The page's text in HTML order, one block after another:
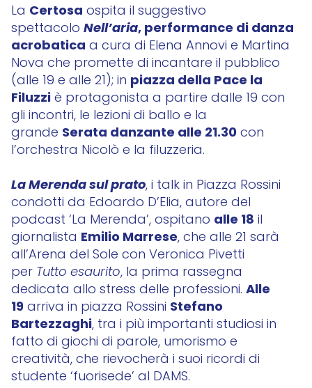
La Certosa ospita il suggestivo
spettacolo Nell’aria, performance di danza
acrobatica a cura di Elena Annovi e Martina
Nova che promette di incantare il pubblico
(alle 19 e alle 21); in piazza della Pace la
Filuzziè protagonista a partire dalle 19 con
gli incontri, le lezioni di ballo e la
grande Serata danzante alle 21.30con
l’orchestra Nicolò e la filuzzeria.
La Merenda sul prato, i talk in Piazza Rossini
condotti da Edoardo D’Elia, autore del
podcast ‘La Merenda’, ospitano alle 18 il
giornalista Emilio Marrese, che alle 21 sarà
all’Arena del Sole con Veronica Pivetti
per Tutto esaurito, la prima rassegna
dedicata allo stress delle professioni. Alle
19 arriva in piazza Rossini Stefano
Bartezzaghi, tra i più importanti studiosi in
fatto di giochi di parole, umorismo e
creatività, che rievocherà i suoi ricordi di
studente ‘fuorisede’ al DAMS.